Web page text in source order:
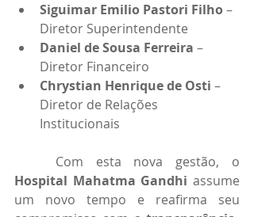
Siguimar Emilio Pastori Filho –
Diretor Superintendente
Daniel de Sousa Ferreira –
Diretor Financeiro
Chrystian Henrique de Osti –
Diretor de Relações
Institucionais
Hospital Mahatma Gandhi assume
um novo tempo e reafirma seu